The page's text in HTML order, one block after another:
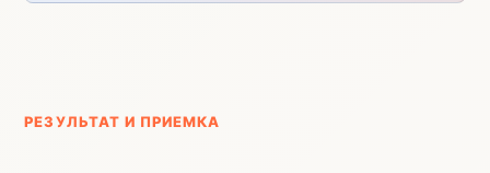
РЕЗУЛЬТАТ И ПРИЕМКА